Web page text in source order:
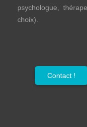
psychologue,
choix).
Contact !